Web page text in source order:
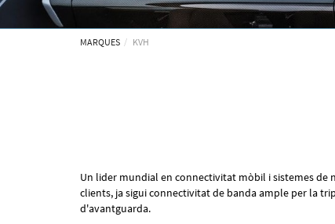
MARQUES KVH
Un lider mundial en connectivitat mòbil i sistemes de
clients, ja sigui connectivitat de banda ample per la
d'avantguarda.